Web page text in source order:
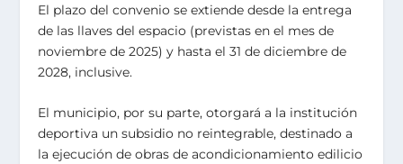
El plazo del convenio se extiende desde la entrega
de las llaves del espacio (previstas en el mes de
noviembre de 2025) y hasta el 31 de diciembre de
2028, inclusive.
El municipio, por su parte, otorgará a la institución
deportiva un subsidio no reintegrable, destinado a
la ejecución de obras de acondicionamiento edilicio